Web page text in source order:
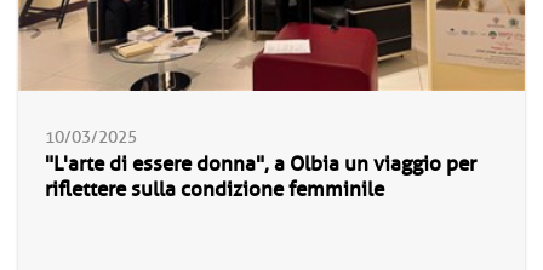
10/03/2025
"L'arte di essere donna", a Olbia un viaggio per
riflettere sulla condizione femminile